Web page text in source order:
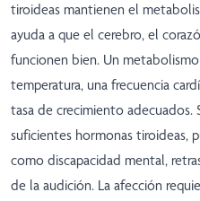
tiroideas mantienen el
ayuda a que el cerebro, el
funcionen bien. Un
temperatura, una frecuencia
tasa de crecimiento adecuados.
suficientes hormonas tiroideas,
como discapacidad mental,
de la audición. La afección